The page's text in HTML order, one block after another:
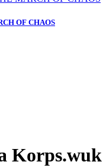
OF CHAOS
Korps.wuk